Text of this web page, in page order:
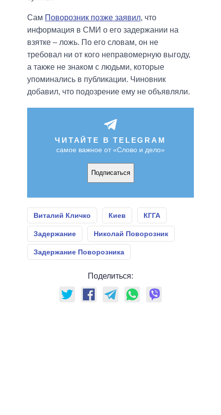
Сам Поворозник позже заявил, что
информация в СМИ о его задержании на
взятке – ложь. По его словам, он не
требовал ни от кого неправомерную выгоду,
а также не знаком с людьми, которые
упоминались в публикации. Чиновник
добавил, что подозрение ему не объявляли.
ЧИТАЙТЕ В TELEGRAM
самое важное от «Слово и дело»
Подписаться
Виталий Кличко Киев КГГА
Задержание Николай Поворозник
Задержание Поворозника
Поделиться: